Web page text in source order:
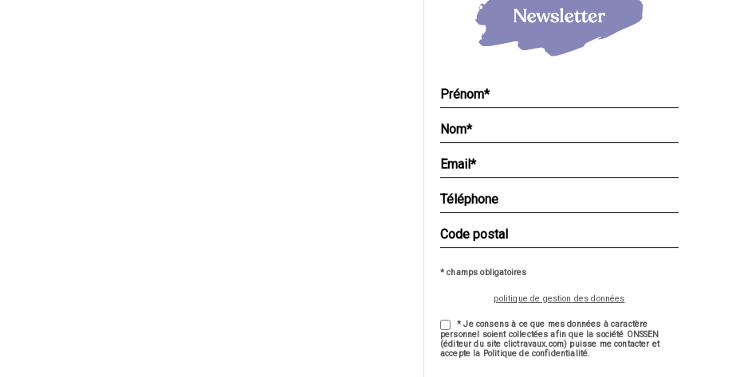
* champs obligatoires
politique de gestion des données
* Je consens à ce que mes données à caractère
personnel soient collectées afin que la société ONSSEN
(éditeur du site clictravaux.com) puisse me contacter et
accepte la Politique de confidentialité.